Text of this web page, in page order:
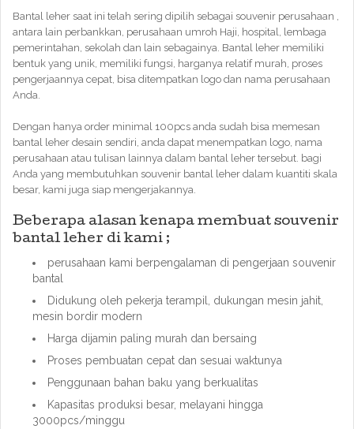
Bantal leher saat ini telah sering dipilih sebagai souvenir perusahaan ,
antara lain perbankkan, perusahaan umroh Haji, hospital, lembaga
pemerintahan, sekolah dan lain sebagainya. Bantal leher memiliki
bentuk yang unik, memiliki fungsi, harganya relatif murah, proses
pengerjaannya cepat, bisa ditempatkan logo dan nama perusahaan
Anda.
Dengan hanya order minimal 100pcs anda sudah bisa memesan
bantal leher desain sendiri, anda dapat menempatkan logo, nama
perusahaan atau tulisan lainnya dalam bantal leher tersebut. bagi
Anda yang membutuhkan souvenir bantal leher dalam kuantiti skala
besar, kami juga siap mengerjakannya.
Beberapa alasan kenapa membuat souvenir
bantal leher di kami ;
perusahaan kami berpengalaman di pengerjaan souvenir
bantal
Didukung oleh pekerja terampil, dukungan mesin jahit,
mesin bordir modern
Harga dijamin paling murah dan bersaing
Proses pembuatan cepat dan sesuai waktunya
Penggunaan bahan baku yang berkualitas
Kapasitas produksi besar, melayani hingga
3000pcs/minggu